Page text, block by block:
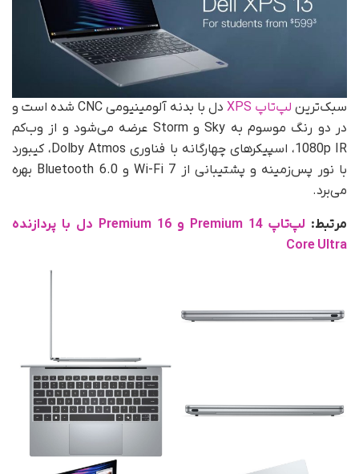
سبک‌ترین لپ‌تاپ XPS
دل با بدنه آلومینیومی CNC‌ شده است و
در دو رنگ موسوم به Sky و Storm عرضه می‌شود و از وب‌کم
1080p IR، اسپیکرهای چهارگانه با فناوری Dolby Atmos، کیبورد
با نور پس‌زمینه و پشتیبانی از Wi-Fi 7 و Bluetooth 6.0 بهره
می‌برد.
مرتبط:
لپ‌تاپ Premium 14 و Premium 16 دل با پردازنده
Core Ultra